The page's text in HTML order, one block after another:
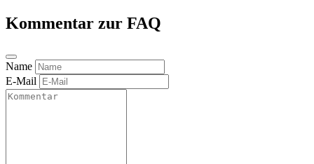
Kommentar zur FAQ
Name
E-Mail